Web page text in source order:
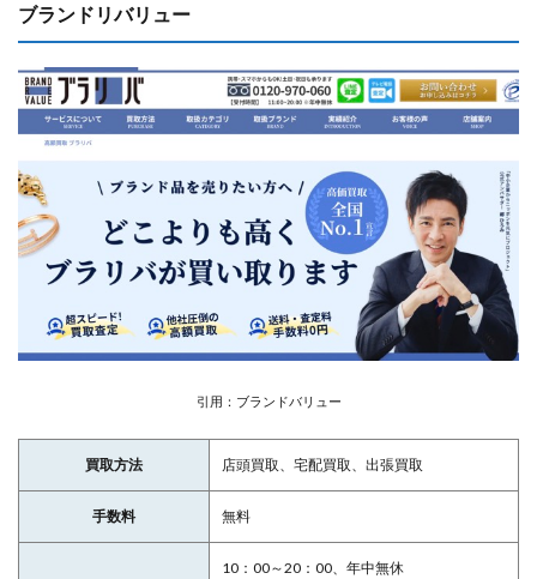
ブランドリバリュー
引用：ブランドバリュー
買取方法 店頭買取、宅配買取、出張買取
手数料 無料
10：00～20：00、年中無休